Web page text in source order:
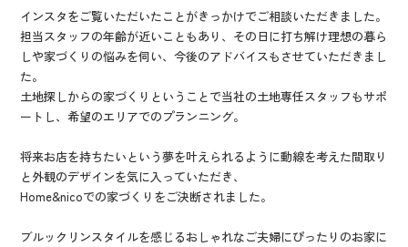
インスタをご覧いただいたことがきっかけでご相談いただきました。
担当スタッフの年齢が近いこともあり、その日に打ち解け理想の暮ら
しや家づくりの悩みを伺い、今後のアドバイスもさせていただきまし
た。
土地探しからの家づくりということで当社の土地専任スタッフもサポ
ートし、希望のエリアでのプランニング。
将来お店を持ちたいという夢を叶えられるように動線を考えた間取り
と外観のデザインを気に入っていただき、
Home&nicoでの家づくりをご決断されました。
ブルックリンスタイルを感じるおしゃれなご夫婦にぴったりのお家に